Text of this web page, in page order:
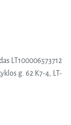
LT100006573712
g. 62 K7-4, LT-